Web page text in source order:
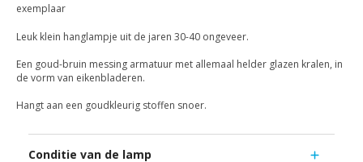
exemplaar
Leuk klein hanglampje uit de jaren 30-40 ongeveer.
Een goud-bruin messing armatuur met allemaal helder glazen kralen, in
de vorm van eikenbladeren.
Hangt aan een goudkleurig stoffen snoer.
Conditie van de lamp